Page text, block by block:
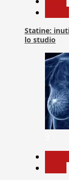
Statine:
lo studio